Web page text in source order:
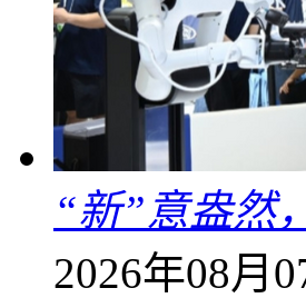
“新”意盎然
2026年08月